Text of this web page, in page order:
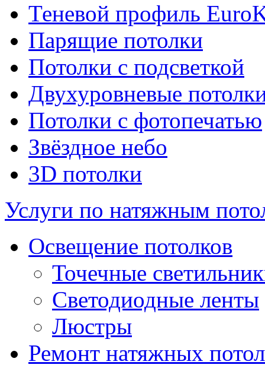
Теневой профиль
Парящие потолки
Потолки с подсветкой
Двухуровневые
Потолки с фотопечатью
Звёздное небо
3D потолки
Услуги по натяжным
Освещение потолков
Точечные
Светодиодные ленты
Люстры
Ремонт натяжных